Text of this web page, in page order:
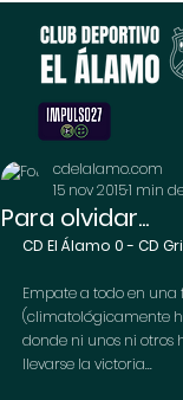
Para olvidar...
cdelalamo.com
15 nov 20151 min
CD El Álamo 0 - CD
Empate a todo en
(climatológicamente
donde ni unos ni
llevarse la victoria...